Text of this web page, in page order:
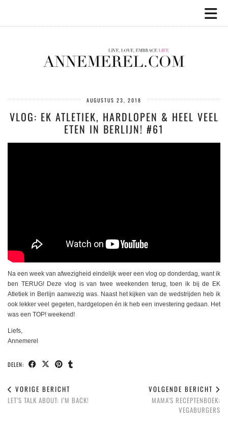
AUGUSTUS 23, 2018
VLOG: EK ATLETIEK, HARDLOPEN & HEEL VEEL
ETEN IN BERLIJN! #61
Na een week van afwezigheid eindelijk weer een vlog op donderdag, want ik
ben TERUG! Deze vlog is van twee weekenden terug, toen ik bij de EK
Atletiek in Berlijn aanwezig was. Naast het kijken van de wedstrijden heb ik
ook lekker veel gegeten, hardgelopen én ik heb een investering gedaan. Het
was een TOP! weekend!
Liefs,
Annemerel
DELEN:
VORIGE BERICHT
LET’S TALK ABOUT: I’M BACK!
VOLGENDE BERICHT
MAMA’S RECEPTENBOEK:
VEGABURGERS